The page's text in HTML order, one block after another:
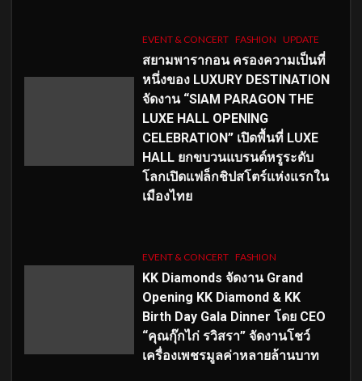
EVENT & CONCERT FASHION UPDATE
สยามพารากอน ครองความเป็นที่
หนึ่งของ LUXURY DESTINATION
จัดงาน “SIAM PARAGON THE
LUXE HALL OPENING
CELEBRATION” เปิดพื้นที่ LUXE
HALL ยกขบวนแบรนด์หรูระดับ
โลกเปิดแฟล็กชิปสโตร์แห่งแรกใน
เมืองไทย
EVENT & CONCERT FASHION
KK Diamonds จัดงาน Grand
Opening KK Diamond & KK
Birth Day Gala Dinner โดย CEO
“คุณกุ๊กไก่ รวิสรา” จัดงานโชว์
เครื่องเพชรมูลค่าหลายล้านบาท